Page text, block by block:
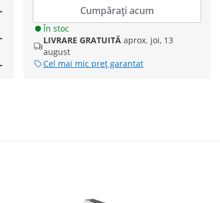
Cumpărați acum
În stoc
LIVRARE GRATUITĂ aprox. joi, 13
august
Cel mai mic preț garantat